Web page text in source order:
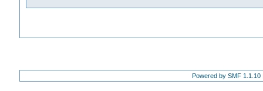
Powered by SMF 1.1.10